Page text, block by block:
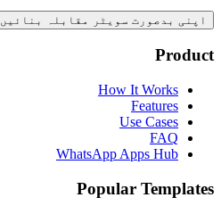
اپنی بدصورت سویٹر مقابلہ بنائیں
Product
How It Works
Features
Use Cases
FAQ
WhatsApp Apps Hub
Popular Templates